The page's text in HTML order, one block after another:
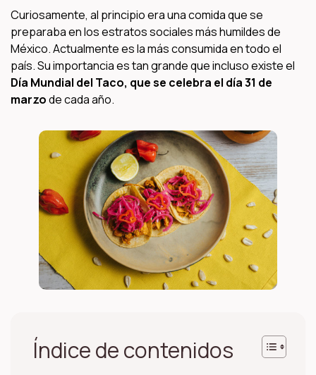
Curiosamente, al principio era una comida que se
preparaba en los estratos sociales más humildes de
México. Actualmente es la más consumida en todo el
país. Su importancia es tan grande que incluso existe el
Día Mundial del Taco, que se celebra el día 31 de
marzode cada año.
Índice de contenidos